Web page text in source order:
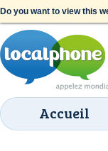
Do you want to view this
Accueil